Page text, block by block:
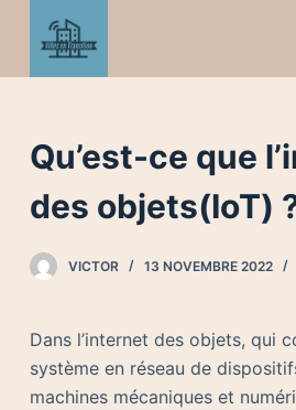
s
c
e
n
Qu’est-ce que
des objets(IoT)
VICTOR 13 NOVEMBRE 2022
Dans l’internet des objets, qui
système en réseau de
machines mécaniques et